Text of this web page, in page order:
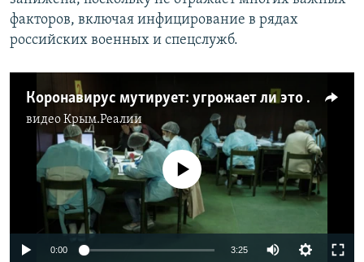
факторов, включая инфицирование в рядах
российских военных и спецслужб.
Коронавирус мутирует: угрожает ли это вакцинации (видео)
видеоКрым.Реалии
No media source currently available
0:00 3:25